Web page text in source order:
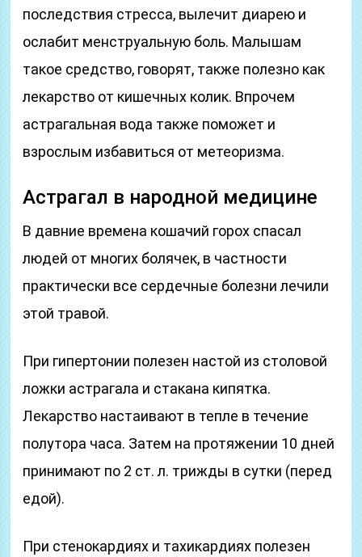
последствия стресса, вылечит диарею и
ослабит менструальную боль. Малышам
такое средство, говорят, также полезно как
лекарство от кишечных колик. Впрочем
астрагальная вода также поможет и
взрослым избавиться от метеоризма.
Астрагал в народной медицине
В давние времена кошачий горох спасал
людей от многих болячек, в частности
практически все сердечные болезни лечили
этой травой.
При гипертонии полезен настой из столовой
ложки астрагала и стакана кипятка.
Лекарство настаивают в тепле в течение
полутора часа. Затем на протяжении 10 дней
принимают по 2 ст. л. трижды в сутки (перед
едой).
При стенокардиях и тахикардиях полезен